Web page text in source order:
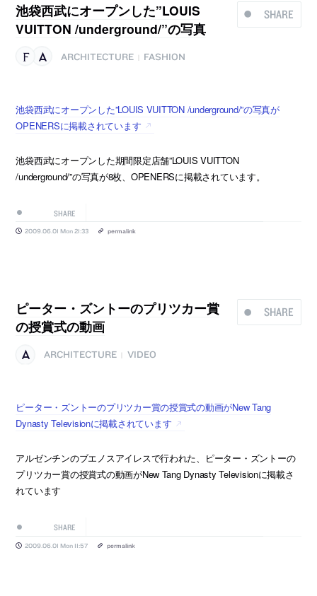
SHARE
池袋西武にオープンした”LOUIS
VUITTON /underground/”の写真
ARCHITECTURE FASHION
池袋西武にオープンした”LOUIS VUITTON /underground/”の写真が
OPENERSに掲載されています
池袋西武にオープンした期間限定店舗”LOUIS VUITTON
/underground/”の写真が8枚、OPENERSに掲載されています。
SHARE
2009.06.01 Mon 21:33 permalink
SHARE
ピーター・ズントーのプリツカー賞
の授賞式の動画
ARCHITECTURE VIDEO
ピーター・ズントーのプリツカー賞の授賞式の動画がNew Tang
Dynasty Televisionに掲載されています
アルゼンチンのブエノスアイレスで行われた、ピーター・ズントーの
プリツカー賞の授賞式の動画がNew Tang Dynasty Televisionに掲載さ
れています
SHARE
2009.06.01 Mon 11:57 permalink